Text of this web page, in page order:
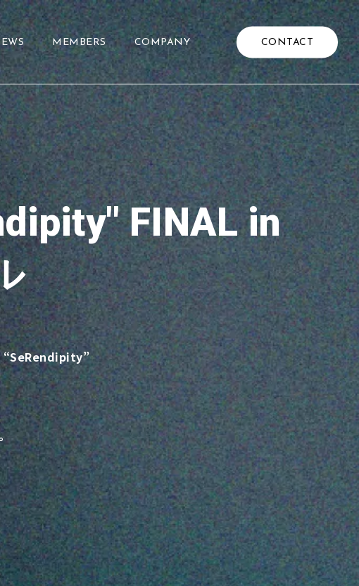
MEMBERS COMPANY CONTACT
FINAL in
“SeRendipity”